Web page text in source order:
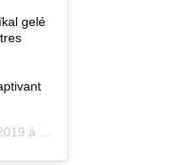
gelé
:10 PDT